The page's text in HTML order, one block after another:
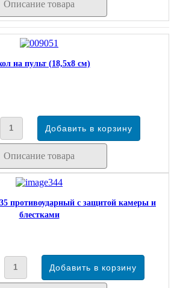
Описание товара
на пульт (18,5х8 см)
Описание товара
противоударный с защитой камеры и
блестками